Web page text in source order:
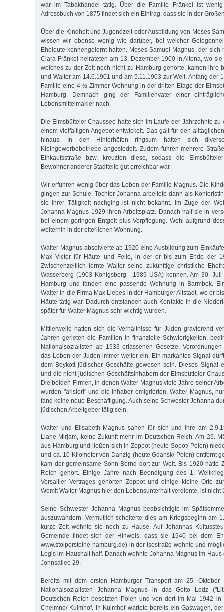
war im Tabakhandel tätig. Über die Familie Fränkel ist
Adressbuch von 1875 findet sich ein Eintrag, dass sie in der
Über die Kindheit und Jugendzeit oder Ausbildung von Moses
wissen wir ebenso wenig wie darüber, bei welcher
Eheleute kennengelernt hatten. Moses Samuel Magnus, der sich
Clara Fränkel heirateten am 13. Dezember 1900 in Altona, wo
welches zu der Zeit noch nicht zu Hamburg gehörte, kamen ihre
und Walter am 14.6.1901 und am 5.11.1903 zur Welt. Anfang der
Familie eine 4 ½ Zimmer Wohnung in der dritten Etage der
Hamburg. Demnach ging der Familienvater einer
Lebensmittelmakler nach.
Die Eimsbütteler Chaussee hatte sich im Laufe der Jahrzehnte zu
einem vielfältigen Angebot entwickelt. Das galt für den
hinaus. In den Hinterhöfen ringsum hatten sich
Kleingewerbebetriebe angesiedelt. Zudem fuhren mehrere
Einkaufsstraße bzw. kreuzten diese, sodass die
Bewohner anderer Stadtteile gut erreichbar war.
Wir erfuhren wenig über das Leben der Familie Magnus. Die
gingen zur Schule. Tochter Johanna arbeitete dann als
sie ihrer Tätigkeit nachging ist nicht bekannt. Im Zuge der
Johanna Magnus 1929 ihren Arbeitsplatz. Danach half sie in
bei einem geringen Entgelt plus Verpflegung. Wohl aufgrund
weiterhin in der elterlichen Wohnung.
Walter Magnus absolvierte ab 1920 eine Ausbildung zum
Max Victor für Häute und Felle, in der er bis zum Ende der
Zwischenzeitlich lernte Walter seine zukünftige christliche
Wasserberg (1903 Königsberg - 1989 USA) kennen. Am 30.
Hamburg und fanden eine passende Wohnung in Barmbek.
Walter in die Firma Max Liebes in der Hamburger Altstadt, wo er
Häute tätig war. Dadurch entstanden auch Kontakte in die
später für Walter Magnus sehr wichtig wurden.
Mittlerweile hatten sich die Verhältnisse für Juden gravierend
Jahren gerieten die Familien in finanzielle Schwierigkeiten,
Nationalsozialisten ab 1933 erlassenen Gesetze,
das Leben der Juden immer weiter ein. Ein markantes Signal
dem Boykott jüdischer Geschäfte gewesen sein. Dieses Signal
und die nicht jüdischen Geschäftsinhabern der Eimsbütteler
Die beiden Firmen, in denen Walter Magnus viele Jahre seiner
wurden "arisiert" und die Inhaber emigrierten. Walter Magnus,
fand keine neue Beschäftigung. Auch seine Schwester Johanna
jüdischen Arbeitgeber tätig sein.
Walter und Elisabeth Magnus sahen für sich und ihre am
Liane Mirjam, keine Zukunft mehr im Deutschen Reich. Am 26.
aus Hamburg und ließen sich in Zoppot (heute Sopot/ Polen)
und ca. 10 Kilometer von Danzig (heute Gdansk/ Polen) entfernt
kam der gemeinsame Sohn Bernd dort zur Welt. Bis 1920 hatte
Reich gehört. Einige Jahre nach Beendigung des 1.
Versailler Vertrages gehörten Zoppot und einige kleine Orte
Womit Walter Magnus hier den Lebensunterhalt verdiente, ist nicht
Seine Schwester Johanna Magnus beabsichtigte im
auszuwandern. Vermutlich scheiterte dies am Kriegsbeginn am
kurze Zeit wohnte sie noch zu Hause. Auf Johannas
Gemeinde findet sich der Hinweis, dass sie 1940 bei dem
www.stolpersteine-hamburg.de) in der Isestraße wohnte und
Logis im Haushalt half. Danach wohnte Johanna Magnus im
Johnsallee 29.
Bereits mit dem ersten Hamburger Transport am 25. Oktober
Nationalsozialisten Johanna Magnus in das Getto Lodz
Deutschen Reich besetzten Polen und von dort im Mai 1942 in
Chelmno/ Kulmhof. In Kulmhof wartete bereits ein Gaswagen,